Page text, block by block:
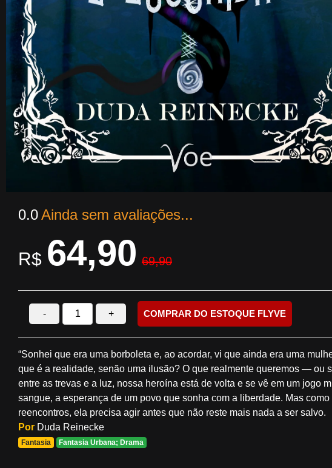
0.0Ainda sem avaliações...
R$ 64,90 69,90
- + COMPRAR DO ESTOQUE FLYVE
“Sonhei que era uma borboleta e, ao acordar, vi que ainda era uma
que é a realidade, senão uma ilusão? O que realmente queremos — ou
entre as trevas e a luz, nossa heroína está de volta e se vê em um jogo
sangue, a esperança de um povo que sonha com a liberdade. Mas
reencontros, ela precisa agir antes que não reste mais nada a ser salvo.
Por Duda Reinecke
Fantasia Fantasia Urbana; Drama